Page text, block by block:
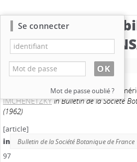
Catalogue de la
du
Nouvelle recherche
Notes sur deux tufiers du Périgord
IMCHENETZKYin Bulletin de la Société
(1962)
[article]
in
Bulletin de la Société Botanique de France
97
Se connecter
Mot de passe oublié ?